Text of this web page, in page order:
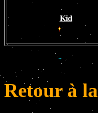
Kid
Retour à la